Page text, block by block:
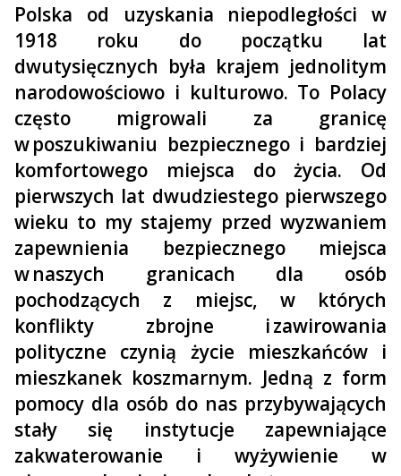
Polska od uzyskania niepodległości w
1918 roku do początku lat
dwutysięcznych była krajem jednolitym
narodowościowo i kulturowo. To Polacy
często migrowali za granicę
w poszukiwaniu bezpiecznego i bardziej
komfortowego miejsca do życia. Od
pierwszych lat dwudziestego pierwszego
wieku to my stajemy przed wyzwaniem
zapewnienia bezpiecznego miejsca
w naszych granicach dla osób
pochodzących z miejsc, w których
konflikty zbrojne i zawirowania
polityczne czynią życie mieszkańców i
mieszkanek koszmarnym. Jedną z form
pomocy dla osób do nas przybywających
stały się instytucje zapewniające
zakwaterowanie i wyżywienie w